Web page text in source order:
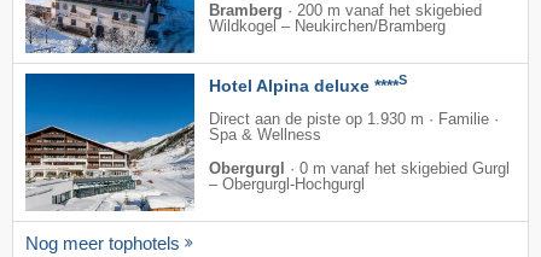
Bramberg · 200 m vanaf het skigebied
Wildkogel – Neukirchen/​Bramberg
Hotel Alpina deluxe ****S
Direct aan de piste op 1.930 m · Familie ·
Spa & Wellness
Obergurgl
· 0 m vanaf het skigebied Gurgl
– Obergurgl-Hochgurgl
Nog meer tophotels